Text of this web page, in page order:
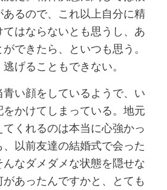
るので、これ以上自分に精
はならないとも思うし、あ
できたら、といつも思う。
げることもできない。
い顔をしているようで、い
かけてしまっている。地元
くれるのは本当に心強かっ
以前友達の結婚式で会った
なダメダメな状態を隠せな
あったんですかと、とても